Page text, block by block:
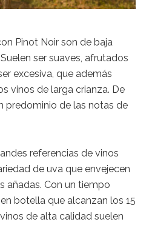
Pinot Noir son de baja
ser suaves, afrutados
excesiva, que además
vinos de larga crianza. De
predominio de las notas de
referencias de vinos
de uva que envejecen
añadas. Con un tiempo
botella que alcanzan los 15
de alta calidad suelen